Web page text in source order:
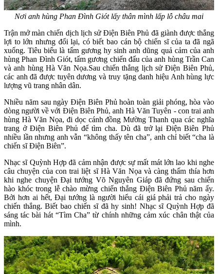
Nơi anh hùng Phan Đình Giót lấy thân mình lấp lỗ châu mai
Trận mở màn chiến dịch lịch sử Điện Biên Phủ đã giành được thắng
lợi to lớn nhưng đổi lại, có biết bao cán bộ chiến sĩ của ta đã ngã
xuống. Tiêu biểu là tấm gương hy sinh anh dũng quả cảm của anh
hùng Phan Đình Giót, tấm gương chiến đấu của anh hùng Trần Can
và anh hùng Hà Văn Nọa.Sau chiến thắng lịch sử Điện Biên Phủ,
các anh đã được tuyên dương và truy tặng danh hiệu Anh hùng lực
lượng vũ trang nhân dân.
Nhiều năm sau ngày Điện Biên Phủ hoàn toàn giải phóng, hòa vào
dòng người về với Điện Biên Phủ, anh Hà Văn Tuyên - con trai anh
hùng Hà Văn Nọa, đi dọc cánh đồng Mường Thanh qua các nghĩa
trang ở Điện Biên Phủ để tìm cha. Dù đã trở lại Điện Biên Phủ
nhiều lần nhưng anh vẫn “không thấy tên cha”, anh chỉ biết “cha là
chiến sĩ Điện Biên”.
Nhạc sĩ Quỳnh Hợp đã cảm nhận được sự mất mát lớn lao khi nghe
câu chuyện của con trai liệt sĩ Hà Văn Nọa và càng thấm thía hơn
khi nghe chuyện Đại tướng Võ Nguyên Giáp đã đứng sau chiến
hào khóc trong lễ chào mừng chiến thắng Điện Biên Phủ năm ấy.
Bởi hơn ai hết, Đại tướng là người hiểu cái giá phải trả cho ngày
chiến thắng. Biết bao chiến sĩ đã hy sinh! Nhạc sĩ Quỳnh Hợp đã
sáng tác bài hát “Tìm Cha” từ chính những cảm xúc chân thật của
mình.